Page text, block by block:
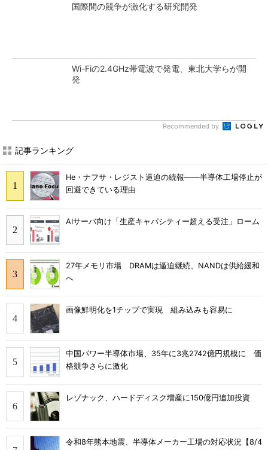
国際間の競争が激化する研究開発
Wi-Fiの2.4GHz帯電波で発電、東北大学らが開
発
Recommended by
記事ランキング
He・ナフサ・レジスト逼迫の続報――半導体工場停止が
回避できている理由
AIサーバ向け「生産キャパシティー超える受注」ローム
27年メモリ市場 DRAMは逼迫継続、NANDは供給緩和
へ
画像鮮明化を1チップで実現 組み込みも容易に
中国パワー半導体市場、35年に3兆2742億円規模に 価
格競争さらに激化
レゾナック、ハードディスク増産に150億円追加投資
令和8年熊本地震、半導体メーカー工場の対応状況【8/4